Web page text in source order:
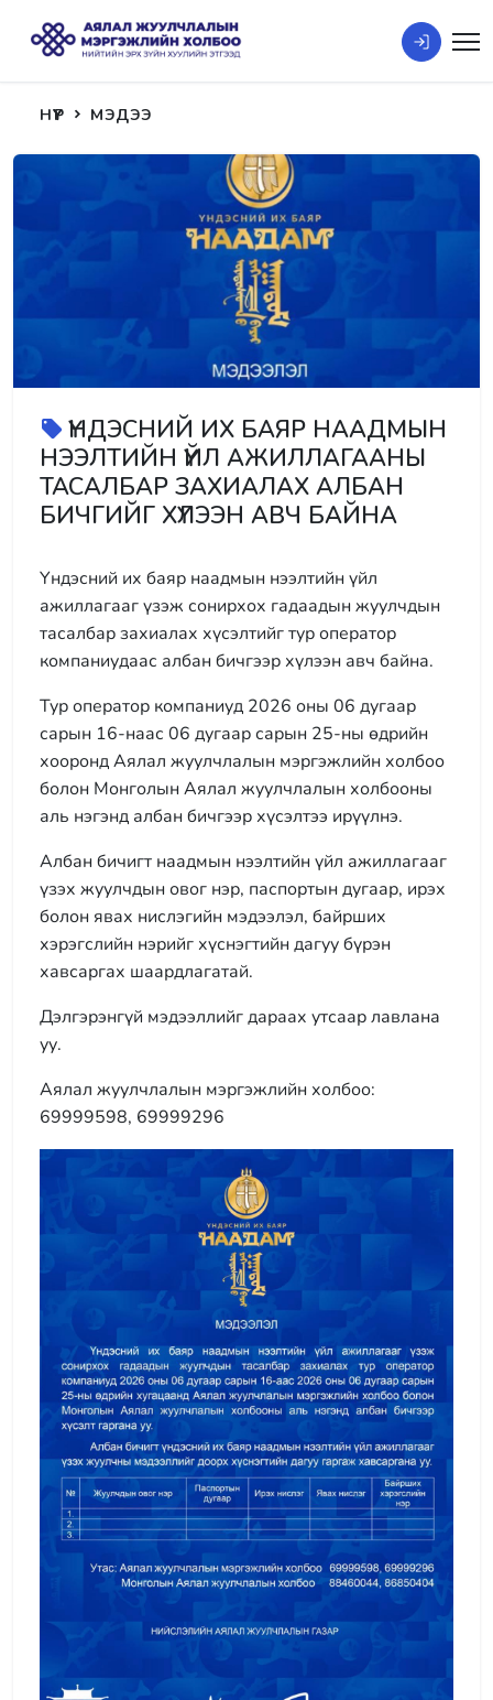
НҮҮР МЭДЭЭ
ҮНДЭСНИЙ ИХ БАЯР НААДМЫН
НЭЭЛТИЙН ҮЙЛ АЖИЛЛАГААНЫ
ТАСАЛБАР ЗАХИАЛАХ АЛБАН
БИЧГИЙГ ХҮЛЭЭН АВЧ БАЙНА
Үндэсний их баяр наадмын нээлтийн үйл
ажиллагааг үзэж сонирхох гадаадын жуулчдын
тасалбар захиалах хүсэлтийг тур оператор
компаниудаас албан бичгээр хүлээн авч байна.
Тур оператор компаниуд 2026 оны 06 дугаар
сарын 16-наас 06 дугаар сарын 25-ны өдрийн
хооронд Аялал жуулчлалын мэргэжлийн холбоо
болон Монголын Аялал жуулчлалын холбооны
аль нэгэнд албан бичгээр хүсэлтээ ирүүлнэ.
Албан бичигт наадмын нээлтийн үйл ажиллагааг
үзэх жуулчдын овог нэр, паспортын дугаар, ирэх
болон явах нислэгийн мэдээлэл, байрших
хэрэгслийн нэрийг хүснэгтийн дагуу бүрэн
хавсаргах шаардлагатай.
Дэлгэрэнгүй мэдээллийг дараах утсаар лавлана
уу.
Аялал жуулчлалын мэргэжлийн холбоо:
69999598, 69999296